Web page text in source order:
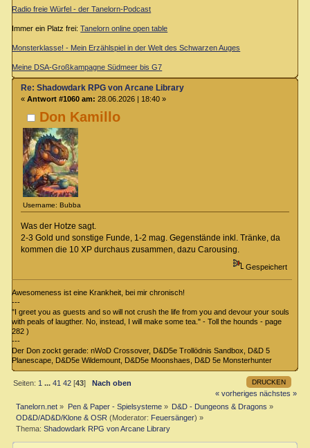
Radio freie Würfel - der Tanelorn-Podcast
Immer ein Platz frei:Tanelorn online open table
Monsterklasse! - Mein Erzählspiel in der Welt des Schwarzen Auges
Meine DSA-Großkampagne Südmeer bis G7
Don Kamillo
Username: Bubba
Re: Shadowdark RPG von Arcane Library
« Antwort #1060 am: 28.06.2026 | 18:40 »
Was der Hotze sagt.
2-3 Gold und sonstige Funde, 1-2 mag. Gegenstände inkl. Tränke, da
kommen die 10 XP durchaus zusammen, dazu Carousing.
Gespeichert
Awesomeness ist eine Krankheit, bei mir chronisch!
---
"I greet you as guests and so will not crush the life from you and devour your souls
with peals of laugther. No, instead, I will make some tea." - Toll the hounds - page
282 )
---
Der Don zockt gerade: nWoD Crossover, D&D5e Trollödnis Sandbox, D&D 5
Planescape, D&D5e Wildemount, D&D5e Moonshaes, D&D 5e Monsterhunter
DRUCKEN
Seiten: 1 ...41 42 [43]Nach oben
« vorheriges nächstes »
Tanelorn.net » Pen & Paper - Spielsysteme» D&D - Dungeons & Dragons »
OD&D/AD&D/Klone & OSR (Moderator: Feuersänger) »
Thema:Shadowdark RPG von Arcane Library